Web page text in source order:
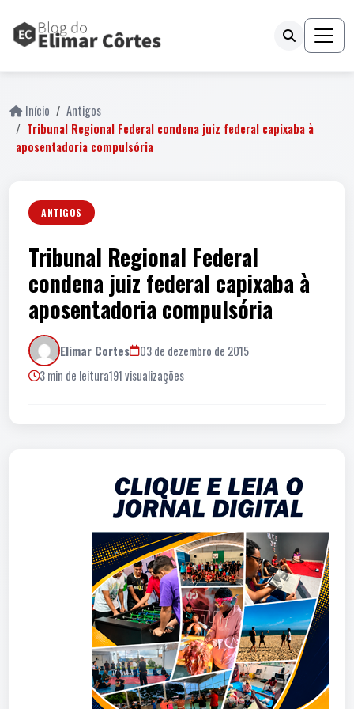
Início
Antigos
Tribunal Regional Federal condena juiz federal capixaba à
aposentadoria compulsória
ANTIGOS
Tribunal Regional Federal
condena juiz federal capixaba à
aposentadoria compulsória
Elimar Cortes
03 de dezembro de 2015
3 min de leitura191 visualizações